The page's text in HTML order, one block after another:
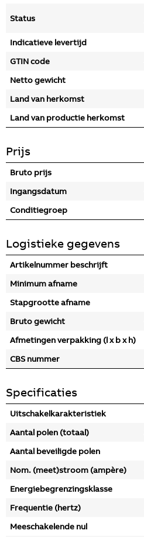
Status
Indicatieve levertijd
GTIN code
Netto gewicht
Land van herkomst
Land van productie herkomst
Prijs
Bruto prijs
Ingangsdatum
Conditiegroep
Logistieke gegevens
Artikelnummer beschrijft
Minimum afname
Stapgrootte afname
Bruto gewicht
Afmetingen verpakking (l x b x h)
CBS nummer
Specificaties
Uitschakelkarakteristiek
Aantal polen (totaal)
Aantal beveiligde polen
Nom. (meet)stroom (ampère)
Energiebegrenzingsklasse
Frequentie (hertz)
Meeschakelende nul